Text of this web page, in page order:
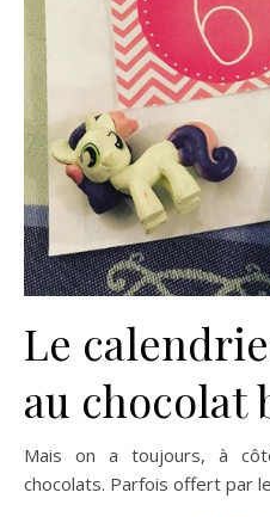
Le
au chocolat
Mais on a toujours, à
chocolats. Parfois offert par